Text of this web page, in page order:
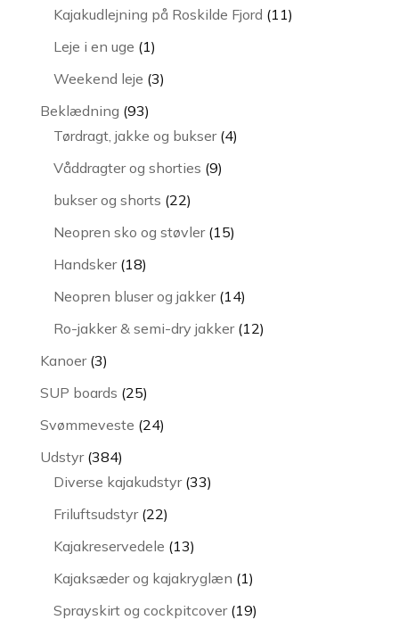
vare
Kajakudlejning på Roskilde Fjord 1111
Leje i en uge 11
vare
Weekend leje 33
Beklædning 9393
varer
Tørdragt, jakke og bukser 44
Våddragter og shorties 99
bukser og shorts 2222
varer
Neopren sko og støvler 1515
Handsker 1818
Neopren bluser og jakker 1414
varer
Ro-jakker & semi-dry jakker 1212
Kanoer 33
varer
SUP boards 2525
varer
Svømmeveste 2424
Udstyr 384384
varer
Diverse kajakudstyr 3333
Friluftsudstyr 2222
varer
Kajakreservedele 1313
varer
Kajaksæder og kajakryglæn 11
vare
Sprayskirt og cockpitcover 1919